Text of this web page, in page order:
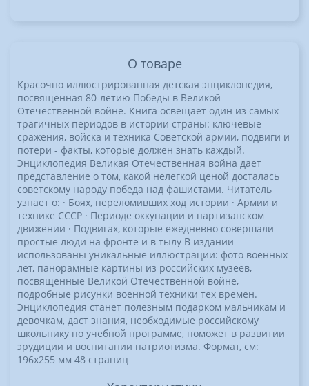
О товаре
Красочно иллюстрированная детская энциклопедия,
посвященная 80-летию Победы в Великой
Отечественной войне. Книга освещает один из самых
трагичных периодов в истории страны: ключевые
сражения, войска и техника Советской армии, подвиги и
потери - факты, которые должен знать каждый.
Энциклопедия Великая Отечественная война дает
представление о том, какой нелегкой ценой досталась
советскому народу победа над фашистами. Читатель
узнает о: · Боях, переломивших ход истории · Армии и
технике СССР · Периоде оккупации и партизанском
движении · Подвигах, которые ежедневно совершали
простые люди на фронте и в тылу В издании
использованы уникальные иллюстрации: фото военных
лет, панорамные картины из российских музеев,
посвященные Великой Отечественной войне,
подробные рисунки военной техники тех времен.
Энциклопедия станет полезным подарком мальчикам и
девочкам, даст знания, необходимые российскому
школьнику по учебной программе, поможет в развитии
эрудиции и воспитании патриотизма. Формат, см:
196x255 мм 48 страниц